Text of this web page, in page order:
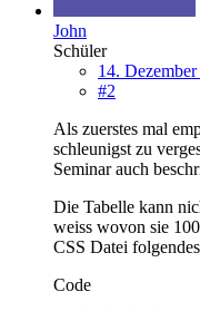
John
Schüler
14.
#2
Als zuerstes mal
schleunigst zu
Seminar auch
Die Tabelle kann
weiss wovon sie
CSS Datei
Code